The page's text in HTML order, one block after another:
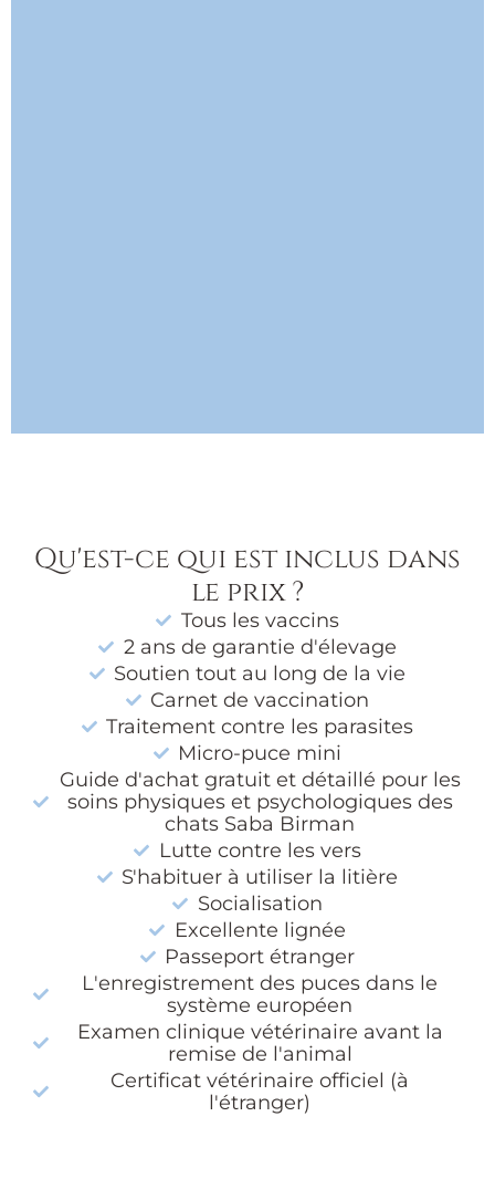
Qu'est-ce qui est inclus dans
le prix ?
Tous les vaccins
2 ans de garantie d'élevage
Soutien tout au long de la vie
Carnet de vaccination
Traitement contre les parasites
Micro-puce mini
Guide d'achat gratuit et détaillé pour les
soins physiques et psychologiques des
chats Saba Birman
Lutte contre les vers
S'habituer à utiliser la litière
Socialisation
Excellente lignée
Passeport étranger
L'enregistrement des puces dans le
système européen
Examen clinique vétérinaire avant la
remise de l'animal
Certificat vétérinaire officiel (à
l'étranger)